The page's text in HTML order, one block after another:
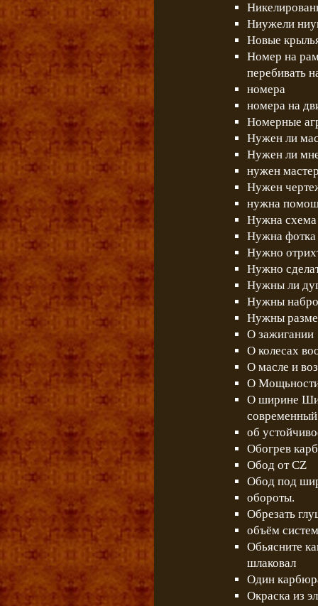
Ниужели
Новые
Номер на
перебивать
номера
номера на
Номерные
Нужен ли
Нужен ли
нужен
Нужен
нужна
Нужна схема
Нужна фотка
Нужно
Нужно
Нужны ли
Нужны
Нужны
О зажигании
О колесах
О масле и
О
О ширине
об
Обогрев
Обод от CZ
Обод под
обороты.
Обрезать
объём
Обьясните
шлаковал
Один
Окраска из